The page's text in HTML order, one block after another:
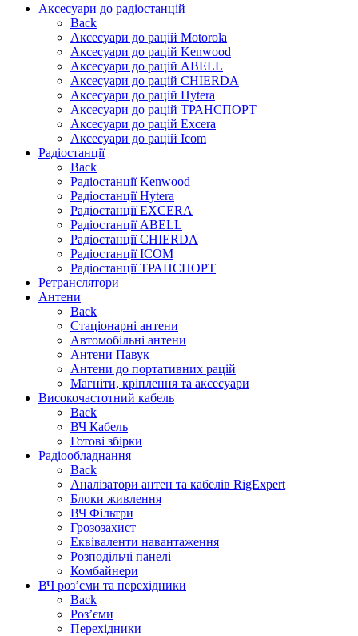
Аксесуари до радіостанцій
Back
Аксесуари до рацій Motorola
Аксесуари до рацій Kenwood
Аксесуари до рацій ABELL
Аксесуари до рацій CHIERDA
Аксесуари до рацій Hytera
Аксесуари до рацій ТРАНСПОРТ
Аксесуари до рацій Excera
Аксесуари до рацій Icom
Радіостанції
Back
Радіостанції Kenwood
Радіостанції Hytera
Радіостанції EXCERA
Радіостанції ABELL
Радіостанції CHIERDA
Радіостанції ICOM
Радіостанції ТРАНСПОРТ
Ретранслятори
Антени
Back
Стаціонарні антени
Автомобільні антени
Антени Павук
Антени до портативних рацій
Магніти, кріплення та аксесуари
Високочастотний кабель
Back
ВЧ Кабель
Готові збірки
Радіообладнання
Back
Аналізатори антен та кабелів RigExpert
Блоки живлення
ВЧ Фільтри
Грозозахист
Еквіваленти навантаження
Розподільчі панелі
Комбайнери
ВЧ роз’єми та перехідники
Back
Роз’єми
Перехідники